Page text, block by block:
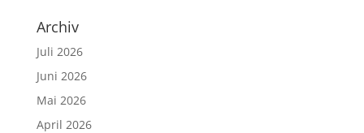
Archiv
Juli 2026
Juni 2026
Mai 2026
April 2026